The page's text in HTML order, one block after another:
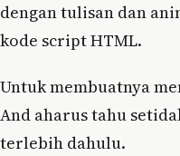
dengan tulisan dan
kode script HTML.
Untuk membuatnya
And aharus tahu
terlebih dahulu.